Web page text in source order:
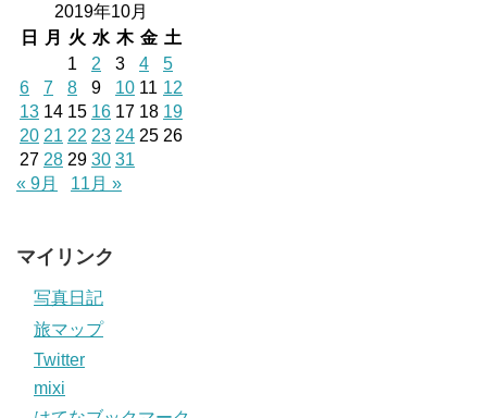
2019年10月
日
月 火 水 木 金 土
1
2 3 4
5
6
7 8 9 10 11 12
13 14 15 16 17 18 19
20 21 22 23 24 25 26
27 28 29 30 31
« 9月
11月 »
マイリンク
写真日記
旅マップ
Twitter
mixi